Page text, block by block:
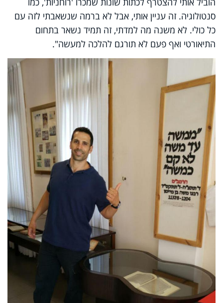
סנטולוגיה. זה עניין אותי, אבל לא ברמה שנשאבתי לזה עם
כל כולי. לא משנה מה למדתי, זה תמיד נשאר בתחום
התיאורטי ואף פעם לא תורגם להלכה למעשה".